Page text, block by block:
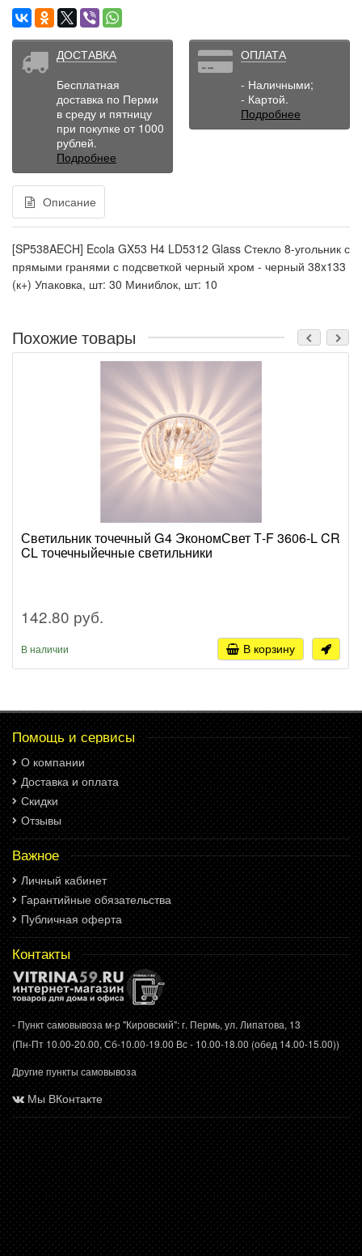
ДОСТАВКА
Бесплатная
доставка по Перми
в среду и пятницу
при покупке от 1000
рублей.
Подробнее
ОПЛАТА
- Наличными;
- Картой.
Подробнее
Описание
[SP538AECH] Ecola GX53 H4 LD5312 Glass Стекло 8-угольник с
прямыми гранями с подсветкой черный хром - черный 38x133
(к+) Упаковка, шт: 30 Миниблок, шт: 10
Похожие товары
Светильник точечный G4 ЭкономСвет Т-F 3606-L CR
CL точечныйечные светильники
142.80 руб.
В наличии В корзину
Помощь и сервисы
О компании
Доставка и оплата
Скидки
Отзывы
Важное
Личный кабинет
Гарантийные обязательства
Публичная оферта
Контакты
- Пункт самовывоза м-р "Кировский": г. Пермь, ул. Липатова, 13
(Пн-Пт 10.00-20.00, Сб-10.00-19.00 Вс - 10.00-18.00 (обед 14.00-15.00))
Другие пункты самовывоза
Мы ВКонтакте